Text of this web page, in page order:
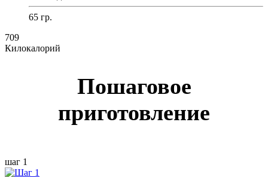
65 гр.
709
Килокалорий
Пошаговое
приготовление
шаг 1